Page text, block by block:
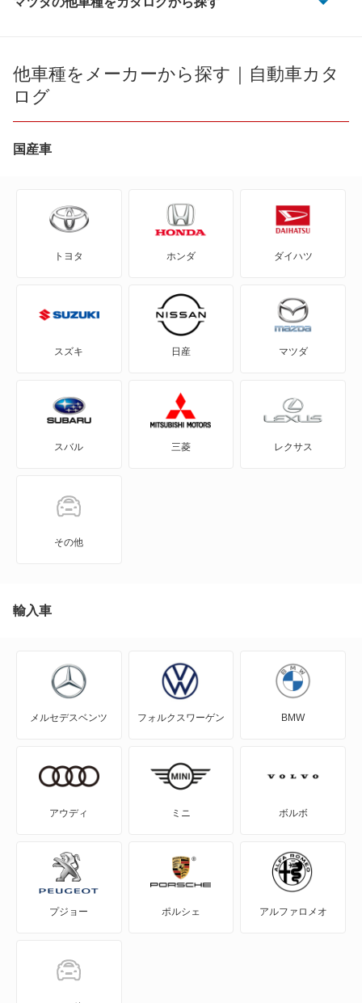
AZ-3
AZ-オフロード
AZ-ワゴン
J100バン
J80バン
MAZDA2
MAZDA3 セダン
MAZDA6 ワゴン
他車種をメーカーから探す｜自動車カタ
ログ
国産車
トヨタ ホンダ ダイハツ
スズキ 日産 マツダ
スバル 三菱 レクサス
その他
輸入車
メルセデスベンツ フォルクスワーゲン BMW
アウディ ミニ ボルボ
プジョー ポルシェ アルファロメオ